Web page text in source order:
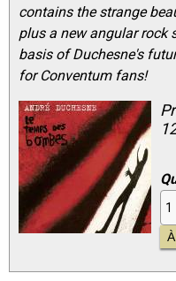
contains the strange
plus a new angular rock
basis of Duchesne's
for Conventum fans!